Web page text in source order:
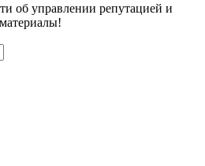
об управлении репутацией и